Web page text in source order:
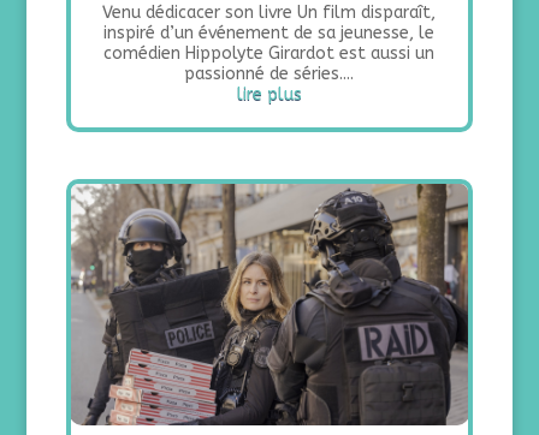
Venu dédicacer son livre Un film disparaît,
inspiré d’un événement de sa jeunesse, le
comédien Hippolyte Girardot est aussi un
passionné de séries....
lire plus